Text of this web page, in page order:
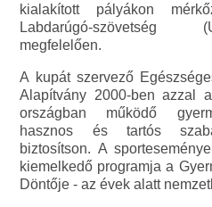
kialakított pályákon
Labdarúgó-szövetség
megfelelően.
A kupát szervező
Alapítvány 2000-ben azzal
országban működő
hasznos és tartós
biztosítson. A
kiemelkedő programja a
Döntője - az évek alatt